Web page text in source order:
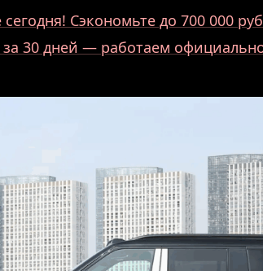
Сэкономьте до 700 000
30 дней — работаем